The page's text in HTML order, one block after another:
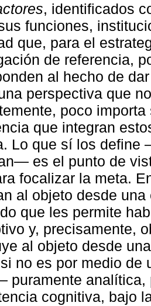
, identificados
funciones,
que, para el
de referencia,
al hecho de
perspectiva que
poco
que integran
Lo que sí los
es el punto de
focalizar la meta.
al objeto desde
que les permite
y, precisamente,
al objeto desde
no es por medio
puramente analítica,
cognitiva, bajo